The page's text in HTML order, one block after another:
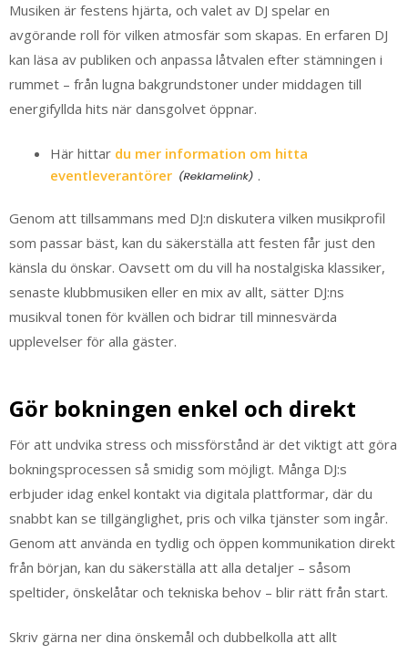
Musiken är festens hjärta, och valet av DJ spelar en
avgörande roll för vilken atmosfär som skapas. En erfaren DJ
kan läsa av publiken och anpassa låtvalen efter stämningen i
rummet – från lugna bakgrundstoner under middagen till
energifyllda hits när dansgolvet öppnar.
Här hittar du mer information om hitta
eventleverantörer
.
Genom att tillsammans med DJ:n diskutera vilken musikprofil
som passar bäst, kan du säkerställa att festen får just den
känsla du önskar. Oavsett om du vill ha nostalgiska klassiker,
senaste klubbmusiken eller en mix av allt, sätter DJ:ns
musikval tonen för kvällen och bidrar till minnesvärda
upplevelser för alla gäster.
Gör bokningen enkel och direkt
För att undvika stress och missförstånd är det viktigt att göra
bokningsprocessen så smidig som möjligt. Många DJ:s
erbjuder idag enkel kontakt via digitala plattformar, där du
snabbt kan se tillgänglighet, pris och vilka tjänster som ingår.
Genom att använda en tydlig och öppen kommunikation direkt
från början, kan du säkerställa att alla detaljer – såsom
speltider, önskelåtar och tekniska behov – blir rätt från start.
Skriv gärna ner dina önskemål och dubbelkolla att allt